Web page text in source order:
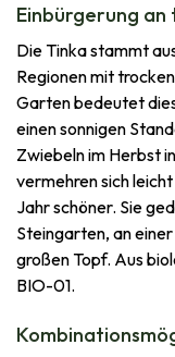
Einbürgerung
Die Tinka stammt
Regionen mit
Garten bedeutet
einen sonnigen
Zwiebeln im Herbst
vermehren sich
Jahr schöner. Sie
Steingarten, an
großen Topf. Aus
BIO-01.